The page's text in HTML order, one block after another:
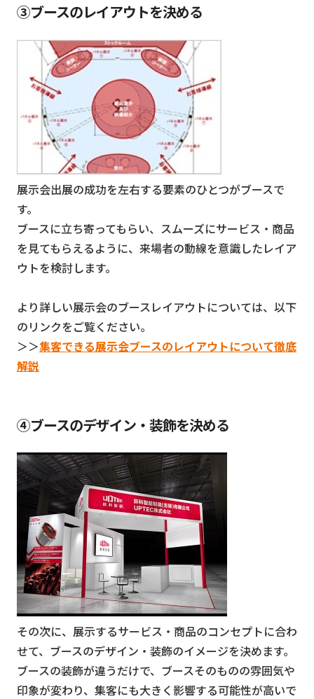
③ブースのレイアウトを決める
展示会出展の成功を左右する要素のひとつがブースで
す。
ブースに立ち寄ってもらい、スムーズにサービス・商品
を見てもらえるように、来場者の動線を意識したレイア
ウトを検討します。
より詳しい展示会のブースレイアウトについては、以下
のリンクをご覧ください。
＞＞集客できる展示会ブースのレイアウトについて徹底
解説
④ブースのデザイン・装飾を決める
その次に、展示するサービス・商品のコンセプトに合わ
せて、ブースのデザイン・装飾のイメージを決めます。
ブースの装飾が違うだけで、ブースそのものの雰囲気や
印象が変わり、集客にも大きく影響する可能性が高いで